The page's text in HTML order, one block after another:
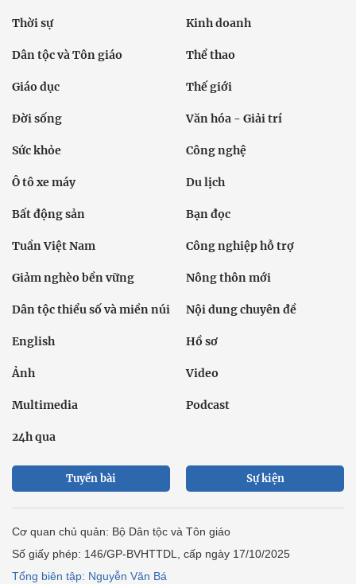
Thời sự Kinh doanh
Dân tộc và Tôn giáo Thể thao
Giáo dục Thế giới
Đời sống Văn hóa - Giải trí
Sức khỏe Công nghệ
Ô tô xe máy Du lịch
Bất động sản Bạn đọc
Tuần Việt Nam Công nghiệp hỗ trợ
Giảm nghèo bền vững Nông thôn mới
Dân tộc thiểu số và miền núi Nội dung chuyên đề
English Hồ sơ
Ảnh Video
Multimedia Podcast
24h qua
Tuyến bài Sự kiện
Cơ quan chủ quản: Bộ Dân tộc và Tôn giáo
Số giấy phép: 146/GP-BVHTTDL, cấp ngày 17/10/2025
Tổng biên tập: Nguyễn Văn Bá